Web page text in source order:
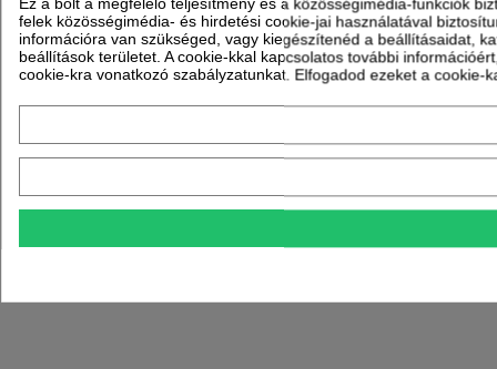
Ez a bolt a megfelelő teljesítmény és a közösségimédia-funkciók
felek közösségimédia- és hirdetési cookie-jai használatával
információra van szükséged, vagy kiegészítenéd a beállításaidat,
beállítások területet. A cookie-kkal kapcsolatos további
cookie-kra vonatkozó szabályzatunkat. Elfogadod ezeket a cookie-